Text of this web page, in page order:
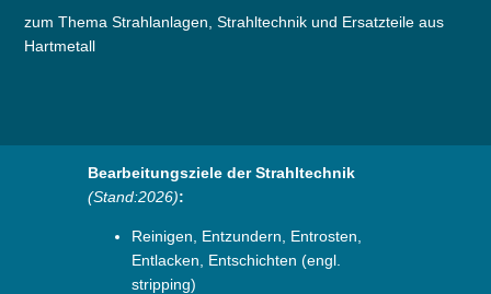
zum Thema Strahlanlagen, Strahltechnik und Ersatzteile aus
Hartmetall
Bearbeitungsziele der Strahltechnik
(Stand:2026):
Reinigen, Entzundern, Entrosten,
Entlacken, Entschichten (engl.
stripping)